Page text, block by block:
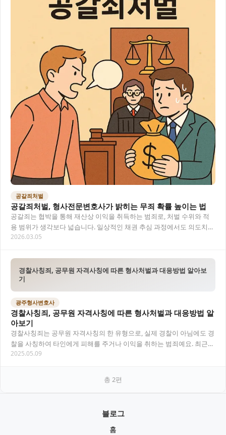
공갈죄처벌
공갈죄처벌, 형사전문변호사가 밝히는 무죄 확률 높이는 법
공갈죄는 협박을 통해 재산상 이익을 취득하는 범죄로, 처벌 수위와 적
용 범위가 생각보다 넓습니다. 일상적인 채권 추심 과정에서도 의도치
않게 공갈죄로 고소되는 경우가 많아 주의가…
2026.03.05
경찰사칭죄, 공무원 자격사칭에 따른 형사처벌과 대응방법 알아보
기
광주형사변호사
경찰사칭죄, 공무원 자격사칭에 따른 형사처벌과 대응방법 알
아보기
경찰사칭죄는 공무원 자격사칭의 한 유형으로, 실제 경찰이 아님에도 경
찰을 사칭하여 타인에게 피해를 주거나 이익을 취하는 범죄예요. 최근
경찰을 사칭한 전화금융사기(보이스피싱)가 증…
2025.05.09
총 2편
블로그
홈